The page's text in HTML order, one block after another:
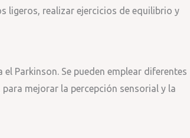
ligeros, realizar ejercicios de equilibrio y
Parkinson. Se pueden emplear diferentes
mejorar la percepción sensorial y la